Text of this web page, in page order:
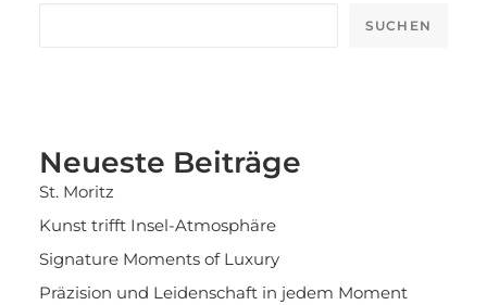
SUCHEN
Neueste Beiträge
St. Moritz
Kunst trifft Insel-Atmosphäre
Signature Moments of Luxury
Präzision und Leidenschaft in jedem Moment